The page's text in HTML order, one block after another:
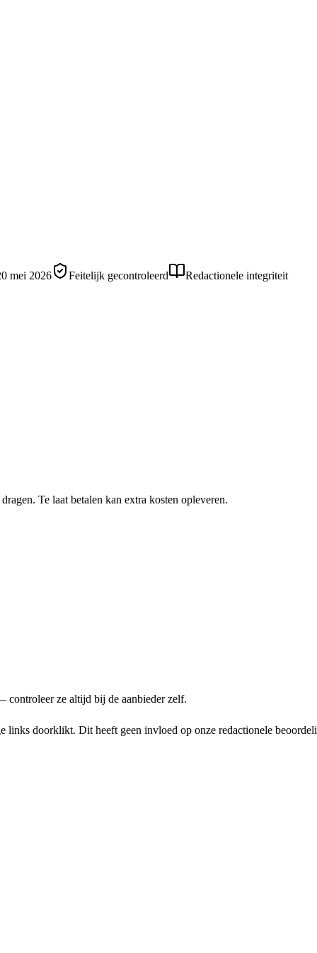
mei 2026 Feitelijk gecontroleerd
Redactionele integriteit
Te laat betalen kan extra kosten opleveren.
controleer ze altijd bij de aanbieder zelf.
links doorklikt. Dit heeft geen invloed op onze redactionele